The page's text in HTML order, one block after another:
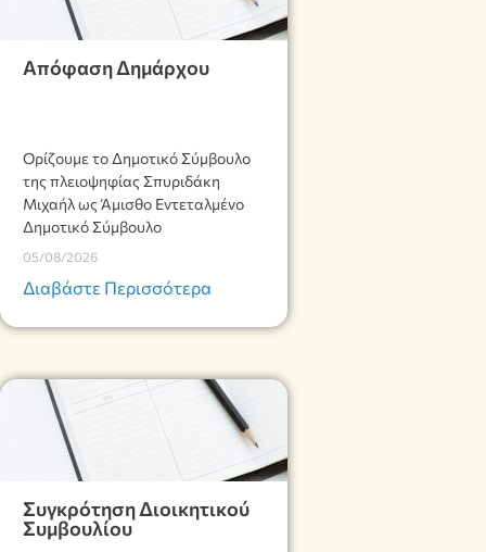
Απόφαση Δημάρχου
Ορίζουμε το Δημοτικό Σύμβουλο
της πλειοψηφίας Σπυριδάκη
Μιχαήλ ως Άμισθο Εντεταλμένο
Δημοτικό Σύμβουλο
05/08/2026
Διαβάστε Περισσότερα
Συγκρότηση Διοικητικού
Συμβουλίου